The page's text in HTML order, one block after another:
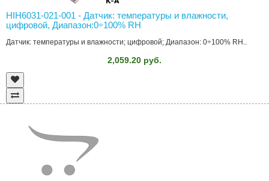
HIH6031-021-001 - Датчик: температуры и влажности,
цифровой, Диапазон:0÷100% RH
Датчик: температуры и влажности; цифровой; Диапазон: 0÷100% RH..
2,059.20 руб.